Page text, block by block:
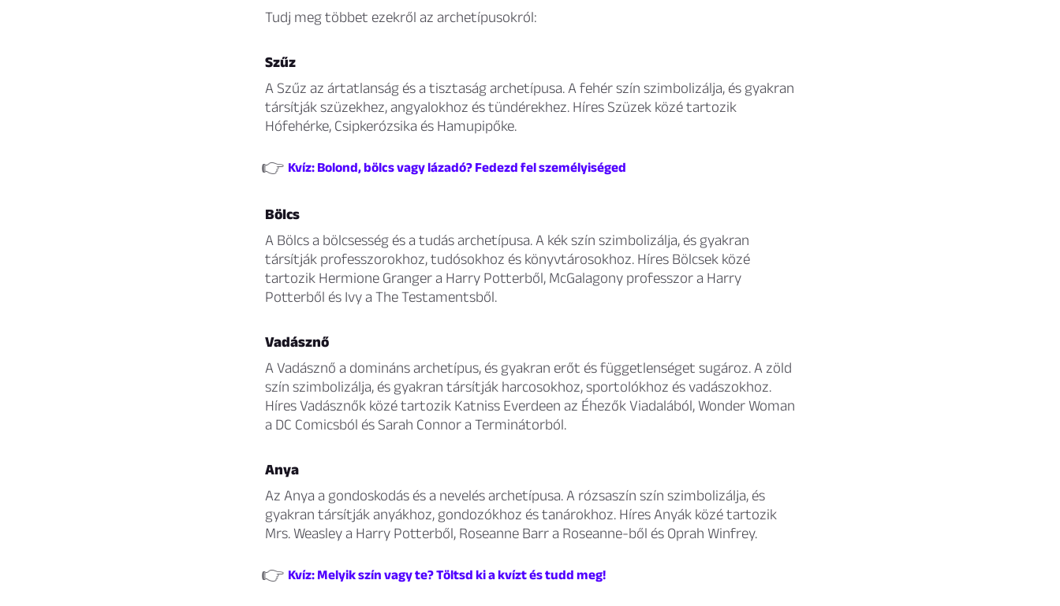
Tudj meg többet ezekről az archetípusokról:
Szűz
A Szűz az ártatlanság és a tisztaság archetípusa. A fehér szín szimbolizálja, és gyakran
társítják szüzekhez, angyalokhoz és tündérekhez. Híres Szüzek közé tartozik
Hófehérke, Csipkerózsika és Hamupipőke.
👉 Kvíz: Bolond, bölcs vagy lázadó? Fedezd fel személyiséged
Bölcs
A Bölcs a bölcsesség és a tudás archetípusa. A kék szín szimbolizálja, és gyakran
társítják professzorokhoz, tudósokhoz és könyvtárosokhoz. Híres Bölcsek közé
tartozik Hermione Granger a Harry Potterből, McGalagony professzor a Harry
Potterből és Ivy a The Testamentsből.
Vadásznő
A Vadásznő a domináns archetípus, és gyakran erőt és függetlenséget sugároz. A zöld
szín szimbolizálja, és gyakran társítják harcosokhoz, sportolókhoz és vadászokhoz.
Híres Vadásznők közé tartozik Katniss Everdeen az Éhezők Viadalából, Wonder Woman
a DC Comicsból és Sarah Connor a Terminátorból.
Anya
Az Anya a gondoskodás és a nevelés archetípusa. A rózsaszín szín szimbolizálja, és
gyakran társítják anyákhoz, gondozókhoz és tanárokhoz. Híres Anyák közé tartozik
Mrs. Weasley a Harry Potterből, Roseanne Barr a Roseanne-ből és Oprah Winfrey.
👉 Kvíz: Melyik szín vagy te? Töltsd ki a kvízt és tudd meg!